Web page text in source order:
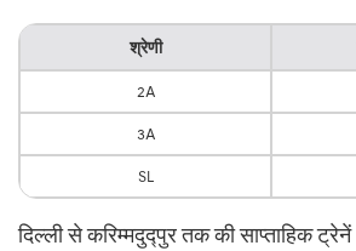
श्रेणी
2A
3A
SL
दिल्ली से करिम्मदुद्पुर तक की साप्ताहिक ट्रेनें